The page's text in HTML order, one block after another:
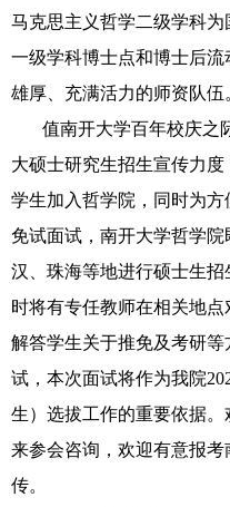
马克思主义哲学二级学科
一级学科博士点和博士后
雄厚、充满活力的师资队伍
值南开大学百年校庆之
大硕士研究生招生宣传力
学生加入哲学院，同时为
免试面试，南开大学哲学
汉、珠海等地进行硕士生
时将有专任教师在相关地点
解答学生关于推免及考研
试，本次面试将作为我院
生）选拔工作的重要依据
来参会咨询，欢迎有意报
传。